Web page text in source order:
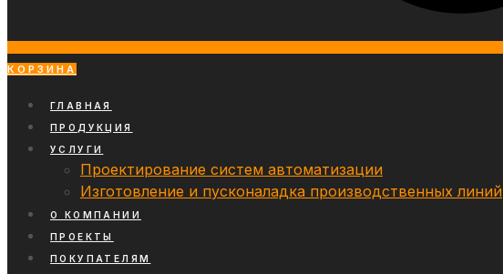
КОРЗИНА
ГЛАВНАЯ
ПРОДУКЦИЯ
УСЛУГИ
Проектирование систем автоматизации
Изготовление и пусконаладка производственных линий
О КОМПАНИИ
ПРОЕКТЫ
ПОКУПАТЕЛЯМ